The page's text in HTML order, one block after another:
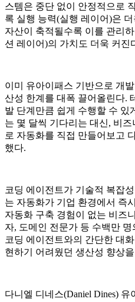
스템은 중단 없이 안정적으로
록 실행 능력(실행 레이어)은
자산이 축적될수록 이를 관리
션 레이어)의 가치도 더욱 커진
이미 유아이패스 기반으로 개
산성 한계를 대폭 끌어올린다.
발 단계만큼 쉽게 수행할 수 있
는 몇 달씩 기다리는 대신, 비
로 자동화를 직접 만들어보고
했다.
코딩 에이전트가 기술적 복잡
는 자동화가 기업 환경에서 즉
자동화 구축 경험이 없는 비즈
자, 도메인 전문가 등 수백만 명
코딩 에이전트와의 간단한 대
현하기 어려웠던 생산성 향상
다니엘 디네스(Daniel Dines)